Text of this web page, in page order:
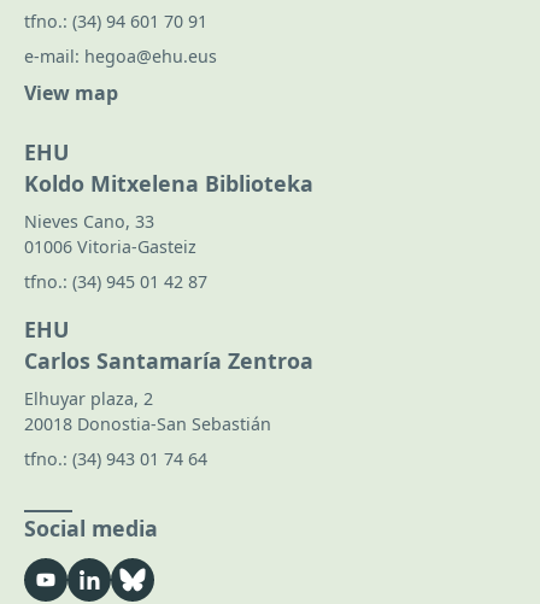
tfno.: (34) 94 601 70 91
e-mail: hegoa@ehu.eus
View map
EHU
Koldo Mitxelena Biblioteka
Nieves Cano, 33
01006 Vitoria-Gasteiz
tfno.: (34) 945 01 42 87
EHU
Carlos Santamaría Zentroa
Elhuyar plaza, 2
20018 Donostia-San Sebastián
tfno.: (34) 943 01 74 64
Social media